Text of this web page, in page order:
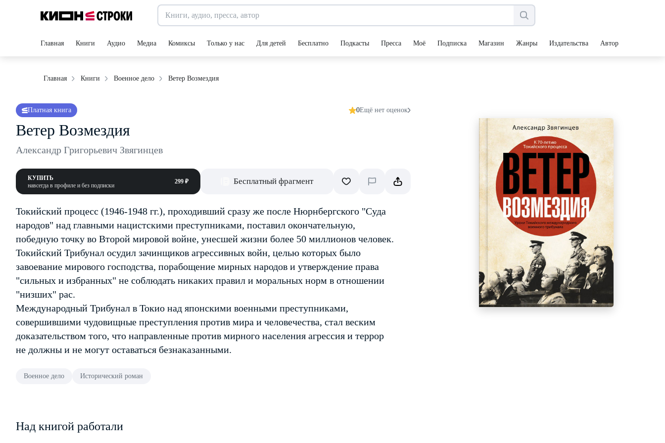
Главная Книги Аудио Медиа Комиксы Только у нас Для детей Бесплатно Подкасты Пресса Моё Подписка Магазин Жанры Издательства Авторы
Главная Книги Военное дело Ветер Возмездия
Платная книга 0Ещё нет оценок
Ветер Возмездия
Александр Григорьевич Звягинцев
КУПИТЬ
навсегда в профиле и без подписки
299 ₽ Бесплатный фрагмент
Токийский процесс (1946-1948 гг.), проходивший сразу же после Нюрнбергского "Суда
народов" над главными нацистскими преступниками, поставил окончательную,
победную точку во Второй мировой войне, унесшей жизни более 50 миллионов человек.
Токийский Трибунал осудил зачинщиков агрессивных войн, целью которых было
завоевание мирового господства, порабощение мирных народов и утверждение права
"сильных и избранных" не соблюдать никаких правил и моральных норм в отношении
"низших" рас.
Международный Трибунал в Токио над японскими военными преступниками,
совершившими чудовищные преступления против мира и человечества, стал веским
доказательством того, что направленные против мирного населения агрессия и террор
не должны и не могут оставаться безнаказанными.
Военное дело Исторический роман
Над книгой работали